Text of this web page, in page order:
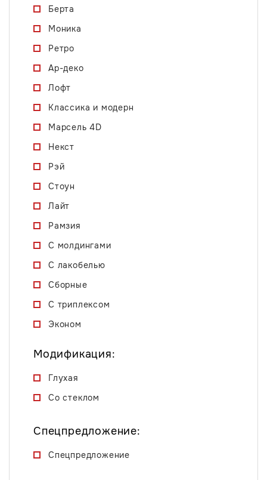
Берта
Моника
Ретро
Ар-деко
Лофт
Классика и модерн
Марсель 4D
Некст
Рэй
Стоун
Лайт
Рамзия
С молдингами
С лакобелью
Сборные
С триплексом
Эконом
Модификация:
Глухая
Со стеклом
Спецпредложение:
Спецпредложение